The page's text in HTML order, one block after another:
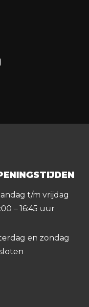
t/m vrijdag
– 16:45 uur
en zondag